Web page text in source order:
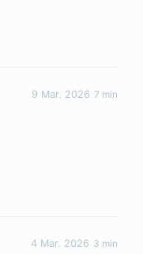
9 Mar. 2026 7 min
4 Mar. 2026 3 min